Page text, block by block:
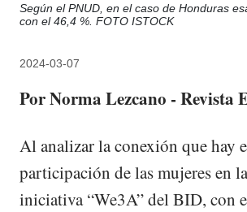
Según el PNUD, en el caso de Honduras
con el 46,4 %. FOTO ISTOCK
2024-03-07
Por Norma Lezcano - Revista
Al analizar la conexión que hay
participación de las mujeres en
iniciativa “We3A” del BID, con